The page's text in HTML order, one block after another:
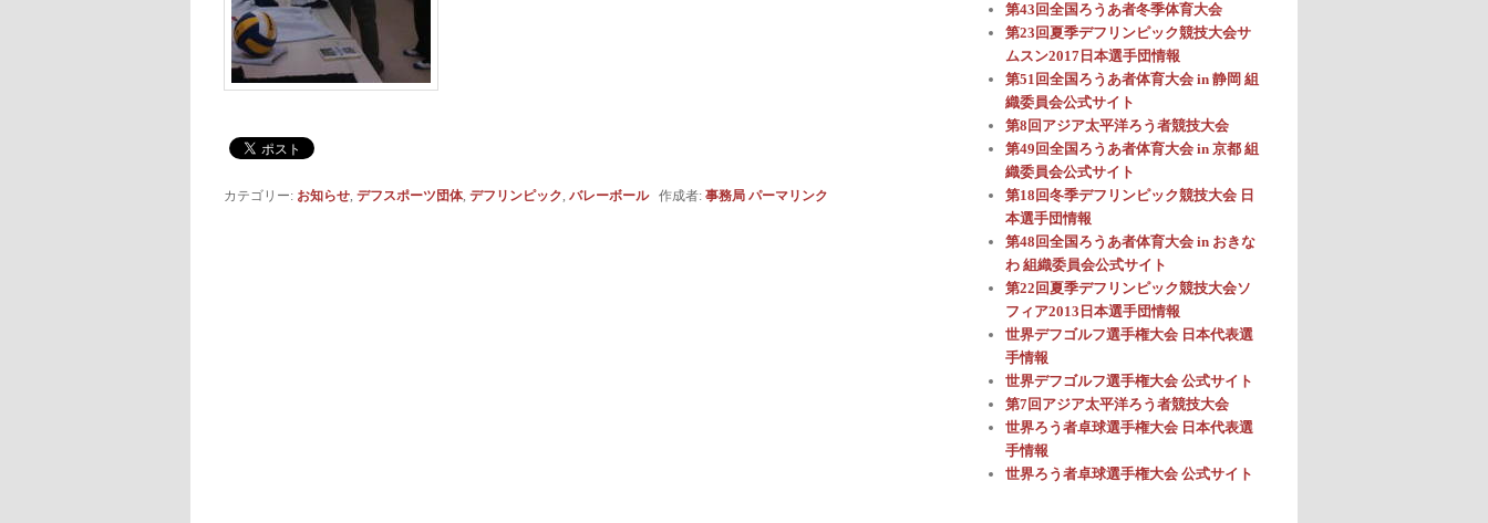
カテゴリー: お知らせ デフスポーツ団体, デフリンピック バレーボール作成者: 事務局 パーマリンク
第43回全国ろうあ者冬季体育大会
第23回夏季デフリンピック競技大会サ
ムスン2017日本選手団情報
第51回全国ろうあ者体育大会 in 静岡 組
織委員会公式サイト
第8回アジア太平洋ろう者競技大会
第49回全国ろうあ者体育大会 in 京都 組
織委員会公式サイト
第18回冬季デフリンピック競技大会 日
本選手団情報
第48回全国ろうあ者体育大会 in おきな
わ 組織委員会公式サイト
第22回夏季デフリンピック競技大会ソ
フィア2013日本選手団情報
世界デフゴルフ選手権大会 日本代表選
手情報
世界デフゴルフ選手権大会 公式サイト
第7回アジア太平洋ろう者競技大会
世界ろう者卓球選手権大会 日本代表選
手情報
世界ろう者卓球選手権大会 公式サイト